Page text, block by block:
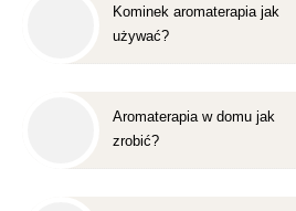
Kominek aromaterapia jak
używać?
Aromaterapia w domu jak
zrobić?